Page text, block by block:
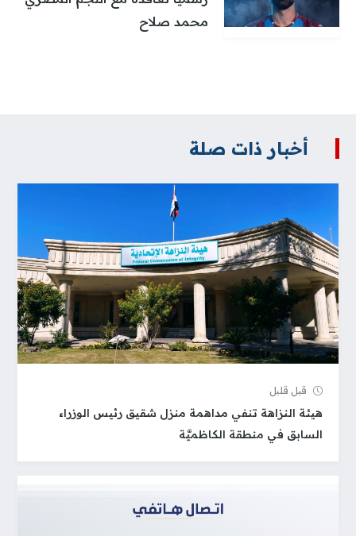
محمد صلاح
أخبار ذات صلة
قبل قلیل
هيئة النزاهة تنفي مداهمة منزل شقيق رئيس الوزراء
السابق في منطقة الكاظميَّة